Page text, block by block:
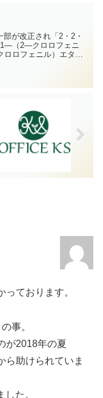
が改正され「2・2・
（2―クロロフェニ
ロフェニル）エタノ
ております。
事。
が2018年の夏
ら助けられていま
た。